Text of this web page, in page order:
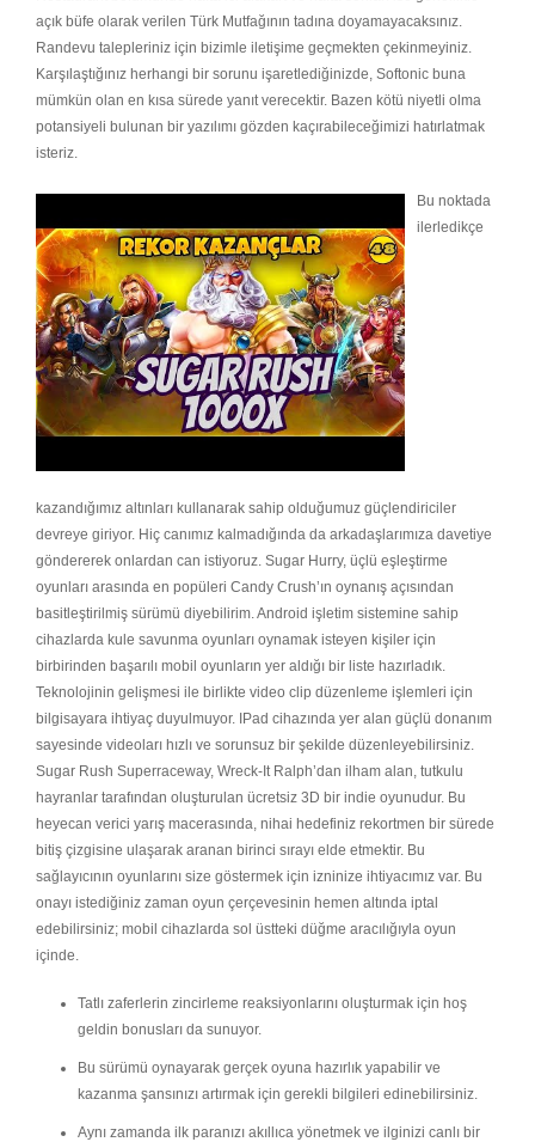
açık büfe olarak verilen Türk Mutfağının tadına doyamayacaksınız.
Randevu talepleriniz için bizimle iletişime geçmekten çekinmeyiniz.
Karşılaştığınız herhangi bir sorunu işaretlediğinizde, Softonic buna
mümkün olan en kısa sürede yanıt verecektir. Bazen kötü niyetli olma
potansiyeli bulunan bir yazılımı gözden kaçırabileceğimizi hatırlatmak
isteriz.
Bu noktada
ilerledikçe
kazandığımız altınları kullanarak sahip olduğumuz güçlendiriciler
devreye giriyor. Hiç canımız kalmadığında da arkadaşlarımıza davetiye
göndererek onlardan can istiyoruz. Sugar Hurry, üçlü eşleştirme
oyunları arasında en popüleri Candy Crush’ın oynanış açısından
basitleştirilmiş sürümü diyebilirim. Android işletim sistemine sahip
cihazlarda kule savunma oyunları oynamak isteyen kişiler için
birbirinden başarılı mobil oyunların yer aldığı bir liste hazırladık.
Teknolojinin gelişmesi ile birlikte video clip düzenleme işlemleri için
bilgisayara ihtiyaç duyulmuyor. IPad cihazında yer alan güçlü donanım
sayesinde videoları hızlı ve sorunsuz bir şekilde düzenleyebilirsiniz.
Sugar Rush Superraceway, Wreck-It Ralph’dan ilham alan, tutkulu
hayranlar tarafından oluşturulan ücretsiz 3D bir indie oyunudur. Bu
heyecan verici yarış macerasında, nihai hedefiniz rekortmen bir sürede
bitiş çizgisine ulaşarak aranan birinci sırayı elde etmektir. Bu
sağlayıcının oyunlarını size göstermek için izninize ihtiyacımız var. Bu
onayı istediğiniz zaman oyun çerçevesinin hemen altında iptal
edebilirsiniz; mobil cihazlarda sol üstteki düğme aracılığıyla oyun
içinde.
Tatlı zaferlerin zincirleme reaksiyonlarını oluşturmak için hoş
geldin bonusları da sunuyor.
Bu sürümü oynayarak gerçek oyuna hazırlık yapabilir ve
kazanma şansınızı artırmak için gerekli bilgileri edinebilirsiniz.
Aynı zamanda ilk paranızı akıllıca yönetmek ve ilginizi canlı bir